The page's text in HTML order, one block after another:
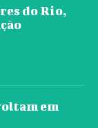
do Rio,
em